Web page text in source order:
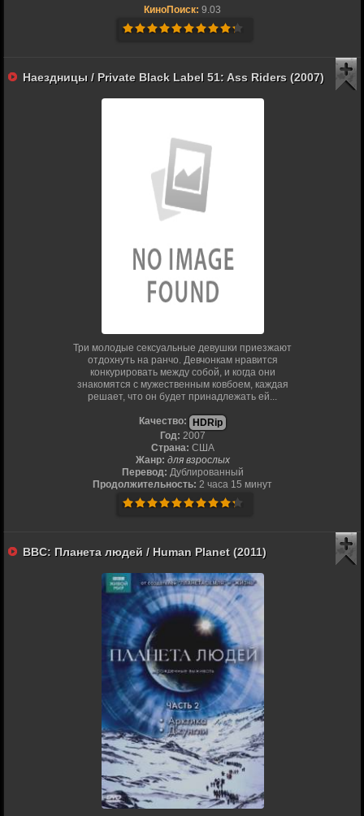
КиноПоиск: 9.03
Наездницы / Private Black Label 51: Ass Riders (2007)
Три молодые сексуальные девушки приезжают
отдохнуть на ранчо. Девчонкам нравится
конкурировать между собой, и когда они
знакомятся с мужественным ковбоем, каждая
решает, что он будет принадлежать ей...
Качество:
HDRip
Год: 2007
Страна: США
Жанр: для взрослых
Перевод: Дублированный
Продолжительность: 2 часа 15 минут
BBC: Планета людей / Human Planet (2011)